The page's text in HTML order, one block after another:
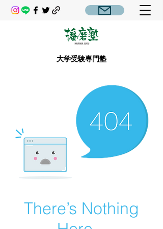
大学受験専門塾
There’s Nothing